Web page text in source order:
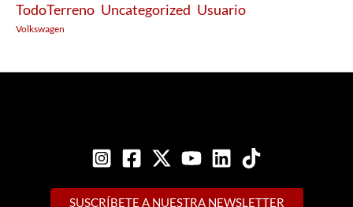
TodoTerreno Uncategorized Usuario
Volkswagen
SUSCRÍBETE A NUESTRA NEWSLETTER